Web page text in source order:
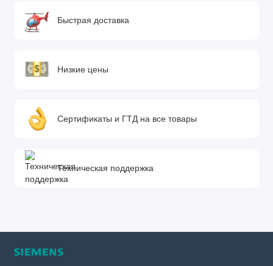
Быстрая доставка
Низкие цены
Сертификаты и ГТД на все товары
Техническая поддержка